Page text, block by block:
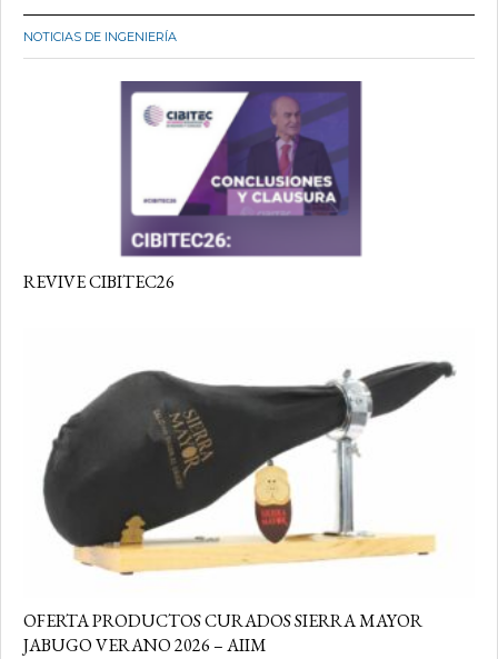
NOTICIAS DE INGENIERÍA
REVIVE CIBITEC26
OFERTA PRODUCTOS CURADOS SIERRA MAYOR
JABUGO VERANO 2026 – AIIM